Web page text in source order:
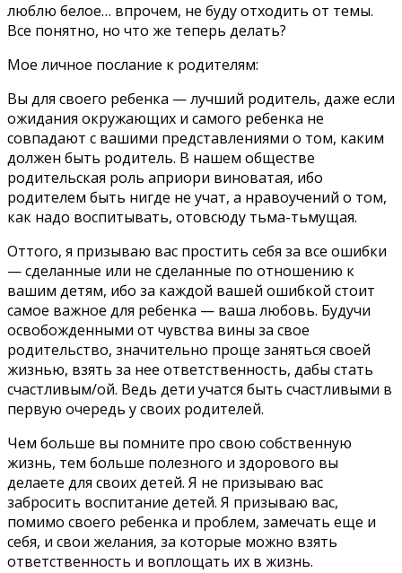
люблю белое… впрочем, не буду отходить от темы.
Все понятно, но что же теперь делать?
Мое личное послание к родителям:
Вы для своего ребенка — лучший родитель, даже если
ожидания окружающих и самого ребенка не
совпадают с вашими представлениями о том, каким
должен быть родитель. В нашем обществе
родительская роль априори виноватая, ибо
родителем быть нигде не учат, а нравоучений о том,
как надо воспитывать, отовсюду тьма-тьмущая.
Оттого, я призываю вас простить себя за все ошибки
— сделанные или не сделанные по отношению к
вашим детям, ибо за каждой вашей ошибкой стоит
самое важное для ребенка — ваша любовь. Будучи
освобожденными от чувства вины за свое
родительство, значительно проще заняться своей
жизнью, взять за нее ответственность, дабы стать
счастливым/ой. Ведь дети учатся быть счастливыми в
первую очередь у своих родителей.
Чем больше вы помните про свою собственную
жизнь, тем больше полезного и здорового вы
делаете для своих детей. Я не призываю вас
забросить воспитание детей. Я призываю вас,
помимо своего ребенка и проблем, замечать еще и
себя, и свои желания, за которые можно взять
ответственность и воплощать их в жизнь.